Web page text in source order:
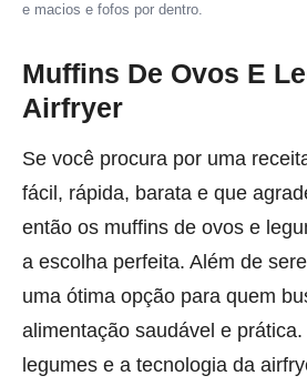
e macios e fofos por dentro.
Muffins De Ovos E
Airfryer
Se você procura por uma
fácil, rápida, barata e que
então os muffins de ovos e
a escolha perfeita. Além de
uma ótima opção para quem
alimentação saudável e
legumes e a tecnologia da